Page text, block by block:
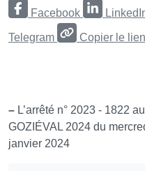
Facebook
Telegram Copier le lien
– L’arrêté n° 2023 - 1822
GOZIÉVAL 2024 du
janvier 2024